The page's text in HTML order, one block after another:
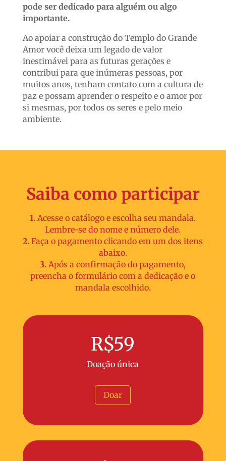
pode ser dedicado para alguém ou algo
importante.
Ao apoiar a construção do Templo do Grande
Amor você deixa um legado de valor
inestimável para as futuras gerações e
contribui para que inúmeras pessoas, por
muitos anos, tenham contato com a cultura de
paz e possam aprender o respeito e o amor por
si mesmas, por todos os seres e pelo meio
ambiente.
Saiba como participar
1. Acesse o catálogo e escolha seu mandala.
Lembre-se do nome e número dele.
2. Faça o pagamento clicando em um dos itens
abaixo.
3. Após a confirmação do pagamento,
preencha o formulário com a dedicação e o
mandala escolhido.
R$59
Doação única
Doar